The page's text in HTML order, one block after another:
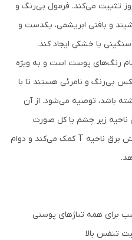
تثبیت می‌کند. فرمول بی‌رنگ و
و بافتی ابریشمی، یکدست و
یا خشکی ایجاد کند.
رنگ‌های پوست است و به ویژه
بی‌رنگ و نامرئی هستند تا با
باشد، توصیه می‌شود. از آن
زیر چشم یا کل صورت
استفاده کرد. ترکیب نهایی آن به کاهش برق ناحیه T کمک می‌کند و دوام
برای همه تناژهای پوستی
تنفس بالا